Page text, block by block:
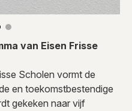
van Eisen Frisse
Scholen vormt de
en toekomstbestendige
gekeken naar vijf